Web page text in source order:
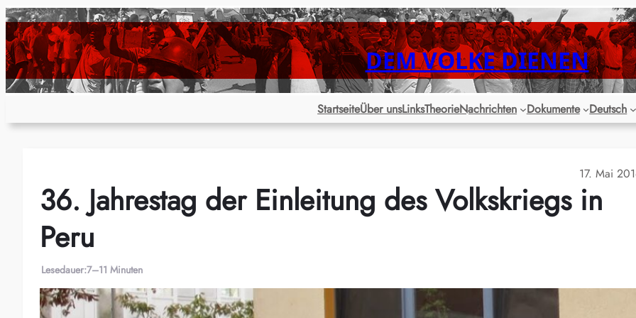
Zum
Inhalt
springen
DEM VOLKE DIENEN
StartseiteÜber unsLinksTheorieNachrichten Dokumente Deutsch
17. Mai
36. Jahrestag der Einleitung des Volkskriegs in
Peru
Lesedauer:7–11 Minuten